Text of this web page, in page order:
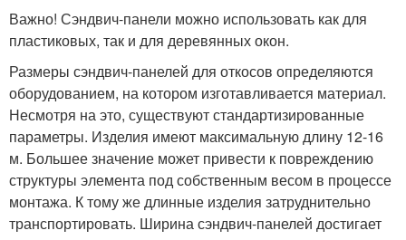
Важно! Сэндвич-панели можно использовать как для
пластиковых, так и для деревянных окон.
Размеры сэндвич-панелей для откосов определяются
оборудованием, на котором изготавливается материал.
Несмотря на это, существуют стандартизированные
параметры. Изделия имеют максимальную длину 12-16
м. Большее значение может привести к повреждению
структуры элемента под собственным весом в процессе
монтажа. К тому же длинные изделия затруднительно
транспортировать. Ширина сэндвич-панелей достигает